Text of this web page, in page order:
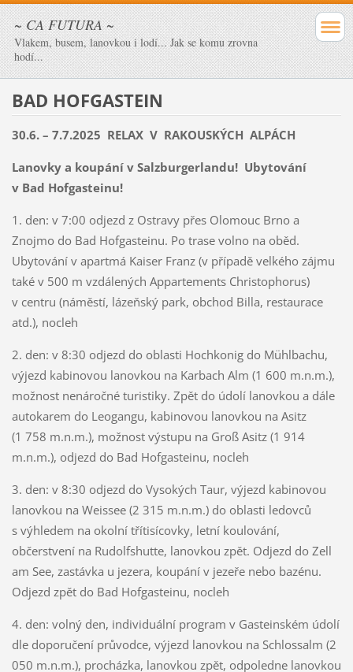
~ CA FUTURA ~
Vlakem, busem, lanovkou i lodí... Jak se komu zrovna
hodí...
BAD HOFGASTEIN
30.6. – 7.7.2025 RELAX V RAKOUSKÝCH ALPÁCH
Lanovky a koupání v Salzburgerlandu! Ubytování
v Bad Hofgasteinu!
1. den: v 7:00 odjezd z Ostravy přes Olomouc Brno a
Znojmo do Bad Hofgasteinu. Po trase volno na oběd.
Ubytování v apartmá Kaiser Franz (v případě velkého zájmu
také v 500 m vzdálených Appartements Christophorus)
v centru (náměstí, lázeňský park, obchod Billa, restaurace
atd.), nocleh
2. den: v 8:30 odjezd do oblasti Hochkonig do Mühlbachu,
výjezd kabinovou lanovkou na Karbach Alm (1 600 m.n.m.),
možnost nenáročné turistiky. Zpět do údolí lanovkou a dále
autokarem do Leogangu, kabinovou lanovkou na Asitz
(1 758 m.n.m.), možnost výstupu na Groß Asitz (1 914
m.n.m.), odjezd do Bad Hofgasteinu, nocleh
3. den: v 8:30 odjezd do Vysokých Taur, výjezd kabinovou
lanovkou na Weissee (2 315 m.n.m.) do oblasti ledovců
s výhledem na okolní třítisícovky, letní koulování,
občerstvení na Rudolfshutte, lanovkou zpět. Odjezd do Zell
am See, zastávka u jezera, koupání v jezeře nebo bazénu.
Odjezd zpět do Bad Hofgasteinu, nocleh
4. den: volný den, individuální program v Gasteinském údolí
dle doporučení průvodce, výjezd lanovkou na Schlossalm (2
050 m.n.m.), procházka, lanovkou zpět, odpoledne lanovkou